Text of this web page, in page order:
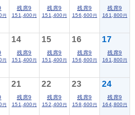
円
残席9
151,400 円
残席9
151,400 円
残席9
156,600 円
残席9
161,800 円
円
14
残席9
151,400 円
15
残席9
151,400 円
16
残席9
156,600 円
17
残席9
161,800 円
円
21
残席9
151,400 円
22
残席9
152,400 円
23
残席9
158,600 円
24
残席9
164,800 円